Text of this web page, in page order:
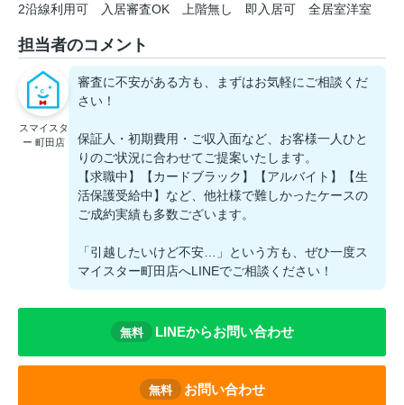
2沿線利用可 入居審査OK 上階無し 即入居可 全居室洋室
担当者のコメント
スマイスタ
ー 町田店
審査に不安がある方も、まずはお気軽にご相談くだ
さい！
保証人・初期費用・ご収入面など、お客様一人ひと
りのご状況に合わせてご提案いたします。
【求職中】【カードブラック】【アルバイト】【生
活保護受給中】など、他社様で難しかったケースの
ご成約実績も多数ございます。
「引越したいけど不安…」という方も、ぜひ一度ス
マイスター町田店へLINEでご相談ください！
無料 LINEからお問い合わせ
無料 お問い合わせ